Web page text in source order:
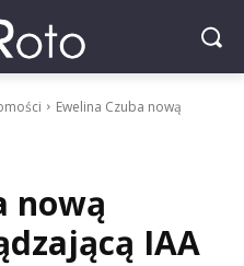
Ewelina Czuba nową
nową
IAA